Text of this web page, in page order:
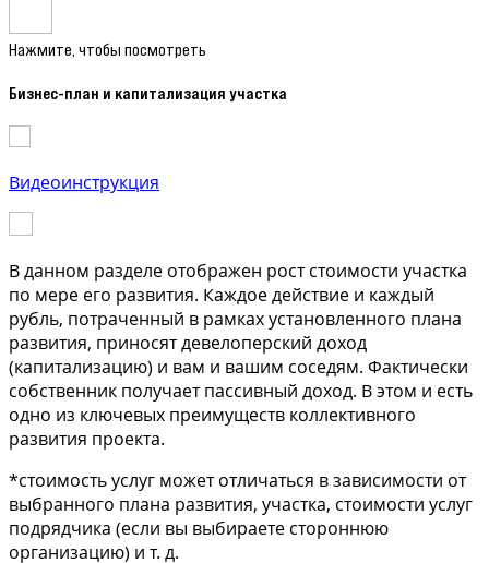
Нажмите, чтобы посмотреть
Бизнес-план и капитализация участка
Видеоинструкция
В данном разделе отображен рост стоимости участка
по мере его развития. Каждое действие и каждый
рубль, потраченный в рамках установленного плана
развития, приносят девелоперский доход
(капитализацию) и вам и вашим соседям. Фактически
собственник получает пассивный доход. В этом и есть
одно из ключевых преимуществ коллективного
развития проекта.
*стоимость услуг может отличаться в зависимости от
выбранного плана развития, участка, стоимости услуг
подрядчика (если вы выбираете стороннюю
организацию) и т. д.